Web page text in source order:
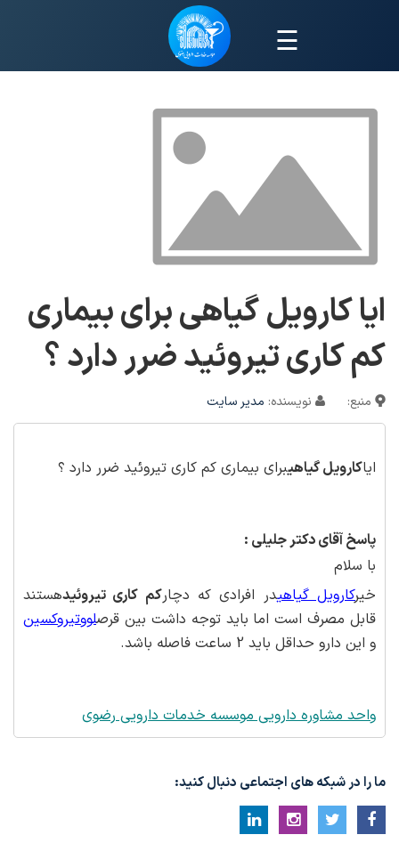
☰
ايا کارویل گیاهی برای بيماری
کم کاری تيروئيد ضرر دارد ؟
منبع: نویسنده: مدیر سایت
اياکارویل گیاهیبرای بيماری کم کاری تيروئيد ضرر دارد ؟
پاسخ آقای دکتر جلیلی :
با سلام
خیرکارویل گیاهیدر افرادی که دچارکم کاری تیروئیدهستند
قابل مصرف است اما باید توجه داشت بین قرصلووتیروکسین
و این دارو حداقل باید 2 ساعت فاصله باشد.
واحد مشاوره دارویی موسسه خدمات دارویی رضوی
ما را در شبکه های اجتماعی دنبال کنید: